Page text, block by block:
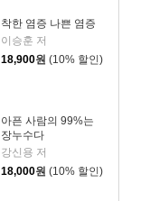
착한 염증 나쁜 염증
이승훈 저
18,900원 (10% 할인)
아픈 사람의 99%는
장누수다
강신용 저
18,000원 (10% 할인)